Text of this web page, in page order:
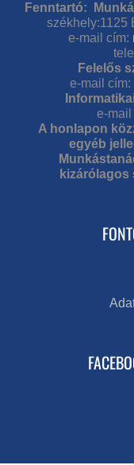
Fenntartó:
székhely:1125
e-mail cím:
Felelős
e-mail cím:
e-mail
A honlapon
egyéb
kizárólagos